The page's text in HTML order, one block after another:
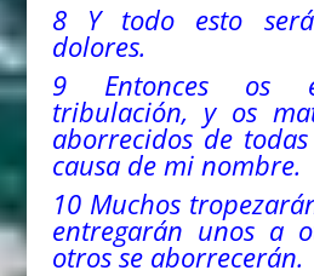
8 Y todo esto
dolores.
9 Entonces os
tribulación, y os
aborrecidos de
causa de mi nombre.
10 Muchos
entregarán unos a
otros se aborrecerán.